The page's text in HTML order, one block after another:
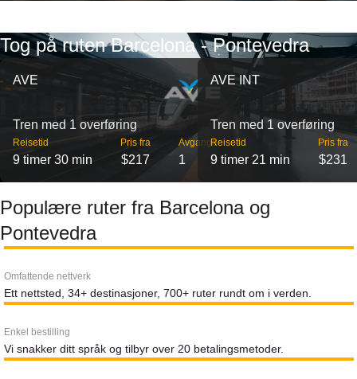
Tog på ruten Barcelona - Pontevedra
AVE
Tren med 1 overføring
Reisetid
9 timer 30 min
Pris fra
$217
Avganger
1
AVE INT
Tren med 1 overføring
Reisetid
9 timer 21 min
Pris fra
$231
Populære ruter fra Barcelona og
Pontevedra
Omfattende nettverk
Ett nettsted, 34+ destinasjoner, 700+ ruter rundt om i verden.
Enkel bestilling
Vi snakker ditt språk og tilbyr over 20 betalingsmetoder.